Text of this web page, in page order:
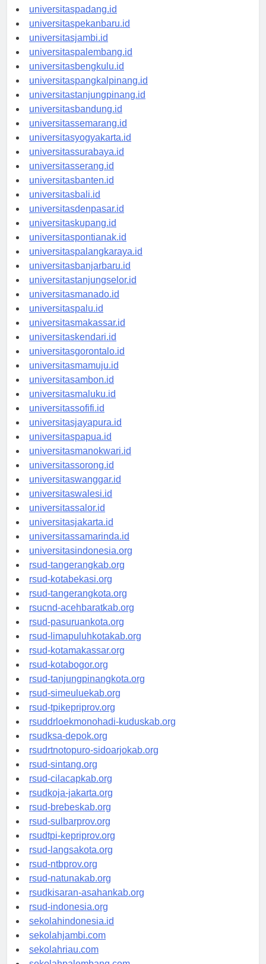
universitasmedan.id
universitaspadang.id
universitaspekanbaru.id
universitasjambi.id
universitaspalembang.id
universitasbengkulu.id
universitaspangkalpinang.id
universitastanjungpinang.id
universitasbandung.id
universitassemarang.id
universitasyogyakarta.id
universitassurabaya.id
universitasserang.id
universitasbanten.id
universitasbali.id
universitasdenpasar.id
universitaskupang.id
universitaspontianak.id
universitaspalangkaraya.id
universitasbanjarbaru.id
universitastanjungselor.id
universitasmanado.id
universitaspalu.id
universitasmakassar.id
universitaskendari.id
universitasgorontalo.id
universitasmamuju.id
universitasambon.id
universitasmaluku.id
universitassofifi.id
universitasjayapura.id
universitaspapua.id
universitasmanokwari.id
universitassorong.id
universitaswanggar.id
universitaswalesi.id
universitassalor.id
universitasjakarta.id
universitassamarinda.id
universitasindonesia.org
rsud-tangerangkab.org
rsud-kotabekasi.org
rsud-tangerangkota.org
rsucnd-acehbaratkab.org
rsud-pasuruankota.org
rsud-limapuluhkotakab.org
rsud-kotamakassar.org
rsud-kotabogor.org
rsud-tanjungpinangkota.org
rsud-simeuluekab.org
rsud-tpikepriprov.org
rsuddrloekmonohadi-kuduskab.org
rsudksa-depok.org
rsudrtnotopuro-sidoarjokab.org
rsud-sintang.org
rsud-cilacapkab.org
rsudkoja-jakarta.org
rsud-brebeskab.org
rsud-sulbarprov.org
rsudtpi-kepriprov.org
rsud-langsakota.org
rsud-ntbprov.org
rsud-natunakab.org
rsudkisaran-asahankab.org
rsud-indonesia.org
sekolahindonesia.id
sekolahjambi.com
sekolahriau.com